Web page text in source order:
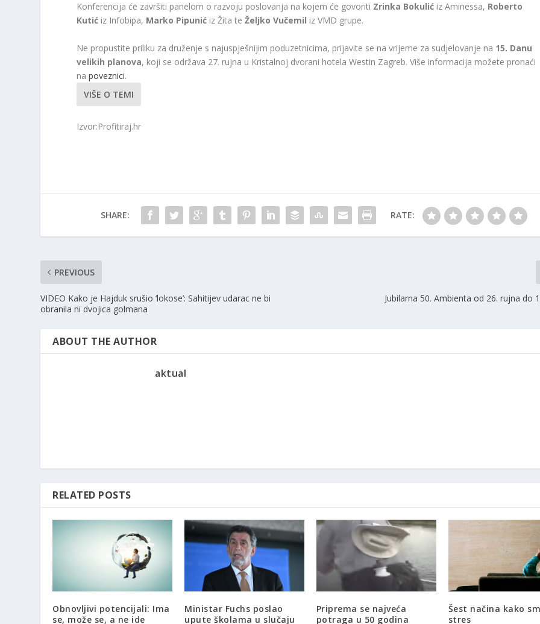
Konferencija će završiti panelom o razvoju poslovanja na kojem će govoriti Zrinka Bokulić iz Aminessa, Roberto
Kutić iz Infobipa, Marko Pipunić iz Žita teŽeljko Vučemil iz VMD grupe.
Ne propustite priliku za druženje s najuspješnijim poduzetnicima, prijavite se na vrijeme za sudjelovanje na 15. Danu
velikih planova, koji se održava 27. rujna u Kristalnoj dvorani hotela Westin Zagreb. Više informacija možete pronaći
napoveznici.
VIŠE O TEMI
Izvor:Profitiraj.hr
SHARE: RATE:
PREVIOUS
VIDEO Kako je Hajduk srušio ‘lokose’: Sahitijev udarac ne bi
obranila ni dvojica golmana
Jubilarna 50. Ambienta od 26. rujna do
ABOUT THE AUTHOR
aktual
RELATED POSTS
Obnovljivi potencijali: Ima
se, može se, a ne ide
Ministar Fuchs poslao
upute školama u slučaju
Priprema se najveća
potraga u 50 godina
Šest načina kako
stres